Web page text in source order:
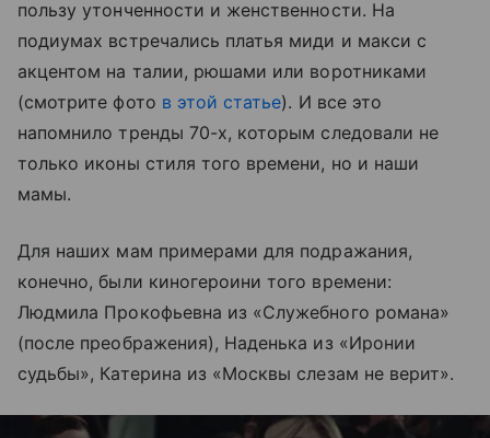
пользу утонченности и женственности. На
подиумах встречались платья миди и макси с
акцентом на талии, рюшами или воротниками
(смотрите фото в этой статье). И все это
напомнило тренды 70-х, которым следовали не
только иконы стиля того времени, но и наши
мамы.
Для наших мам примерами для подражания,
конечно, были киногероини того времени:
Людмила Прокофьевна из «Служебного романа»
(после преображения), Наденька из «Иронии
судьбы», Катерина из «Москвы слезам не верит».